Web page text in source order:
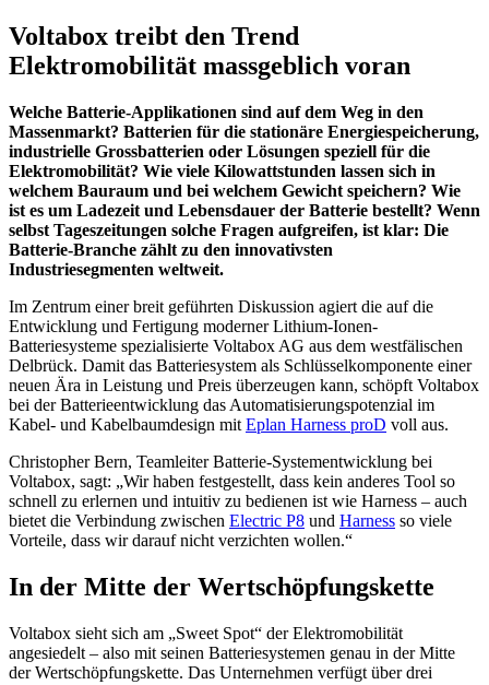
Voltabox treibt den Trend
Elektromobilität massgeblich voran
Welche Batterie-Applikationen sind auf dem Weg in den
Massenmarkt? Batterien für die stationäre Energiespeicherung,
industrielle Grossbatterien oder Lösungen speziell für die
Elektromobilität? Wie viele Kilowattstunden lassen sich in
welchem Bauraum und bei welchem Gewicht speichern? Wie
ist es um Ladezeit und Lebensdauer der Batterie bestellt? Wenn
selbst Tageszeitungen solche Fragen aufgreifen, ist klar: Die
Batterie-Branche zählt zu den innovativsten
Industriesegmenten weltweit.
Im Zentrum einer breit geführten Diskussion agiert die auf die
Entwicklung und Fertigung moderner Lithium-Ionen-
Batteriesysteme spezialisierte Voltabox AG aus dem westfälischen
Delbrück. Damit das Batteriesystem als Schlüsselkomponente einer
neuen Ära in Leistung und Preis überzeugen kann, schöpft Voltabox
bei der Batterieentwicklung das Automatisierungspotenzial im
Kabel- und Kabelbaumdesign mit Eplan Harness proD voll aus.
Christopher Bern, Teamleiter Batterie-Systementwicklung bei
Voltabox, sagt: „Wir haben festgestellt, dass kein anderes Tool so
schnell zu erlernen und intuitiv zu bedienen ist wie Harness – auch
bietet die Verbindung zwischen Electric P8 und Harness so viele
Vorteile, dass wir darauf nicht verzichten wollen.“
In der Mitte der Wertschöpfungskette
Voltabox sieht sich am „Sweet Spot“ der Elektromobilität
angesiedelt – also mit seinen Batteriesystemen genau in der Mitte
der Wertschöpfungskette. Das Unternehmen verfügt über drei